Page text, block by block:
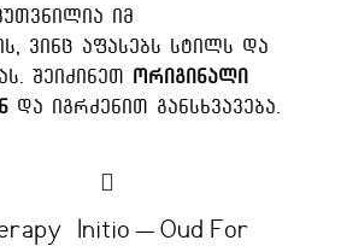
იმ
ვინც აფასებს სტილს და
შეიძინეთ ორიგინალი
და იგრძენით განსხვავება.
Initio – Oud For